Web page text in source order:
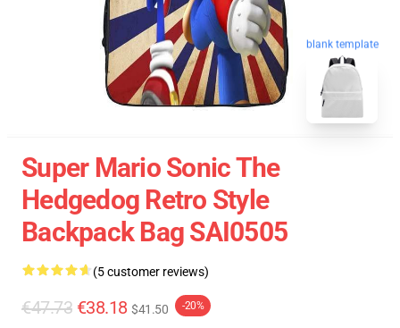
blank template
Super Mario Sonic The
Hedgedog Retro Style
Backpack Bag SAI0505
(5 customer reviews)
€47.73 €38.18 $41.50 -20%